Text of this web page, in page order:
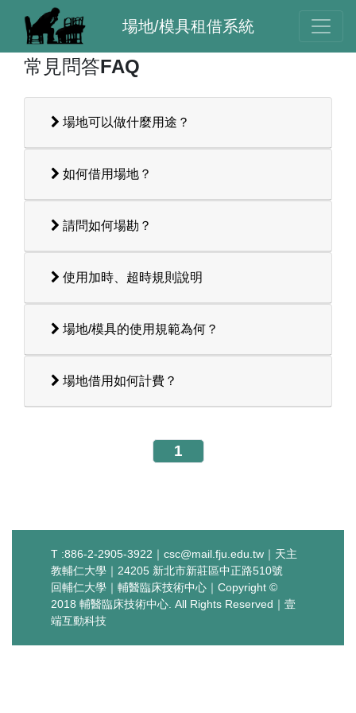
場地/模具租借系統
常見問答FAQ
場地可以做什麼用途？
如何借用場地？
請問如何場勘？
使用加時、超時規則說明
場地/模具的使用規範為何？
場地借用如何計費？
1
T :886-2-2905-3922｜csc@mail.fju.edu.tw ｜天主
教輔仁大學｜24205 新北市新莊區中正路510號
回輔仁大學 ｜輔醫臨床技術中心 ｜Copyright ©
2018 輔醫臨床技術中心. All Rights Reserved｜壹
端互動科技